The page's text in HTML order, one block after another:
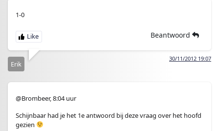
1-0
Beantwoord
30/11/2012 19:07
Erik
@Brombeer, 8:04 uur
Schijnbaar had je het 1e antwoord bij deze vraag over het hoofd
gezien